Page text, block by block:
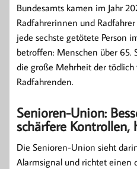
Bundesamts kamen im Jahr
Radfahrerinnen und
jede sechste getötete Person
betroffen: Menschen über 65.
die große Mehrheit der tödlich
Radfahrenden.
Senioren-Union:
schärfere
Die Senioren-Union sieht
Alarmsignal und richtet einen